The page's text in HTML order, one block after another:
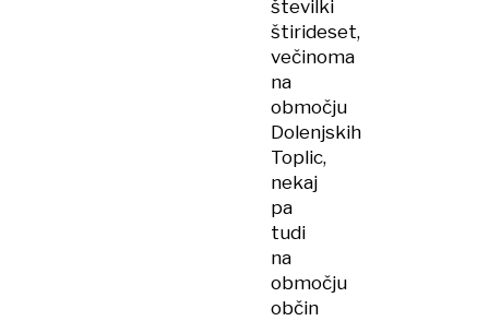
številki
štirideset,
večinoma
na
območju
Dolenjskih
Toplic,
nekaj
pa
tudi
na
območju
občin